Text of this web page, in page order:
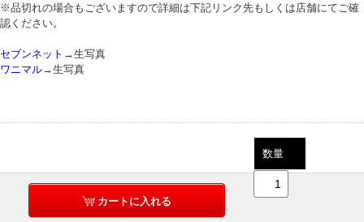
※品切れの場合もございますので詳細は下記リンク先もしくは店舗にてご確
認ください。
セブンネット →生写真
ワニマル→生写真
数量
カートに入れる